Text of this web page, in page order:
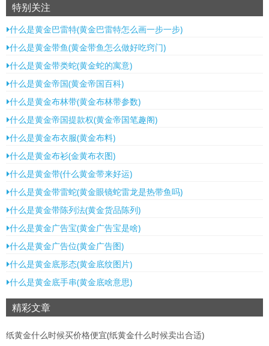
特别关注
什么是黄金巴雷特(黄金巴雷特怎么画一步一步)
什么是黄金带鱼(黄金带鱼怎么做好吃窍门)
什么是黄金带类蛇(黄金蛇的寓意)
什么是黄金帝国(黄金帝国百科)
什么是黄金布林带(黄金布林带参数)
什么是黄金帝国提款权(黄金帝国笔趣阁)
什么是黄金布衣服(黄金布料)
什么是黄金布衫(金黄布衣图)
什么是黄金带(什么黄金带来好运)
什么是黄金带雷蛇(黄金眼镜蛇雷龙是热带鱼吗)
什么是黄金带陈列法(黄金货品陈列)
什么是黄金广告宝(黄金广告宝是啥)
什么是黄金广告位(黄金广告图)
什么是黄金底形态(黄金底纹图片)
什么是黄金底手串(黄金底啥意思)
精彩文章
纸黄金什么时候买价格便宜(纸黄金什么时候卖出合适)